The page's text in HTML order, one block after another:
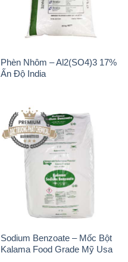
Phèn Nhôm – Al2(SO4)3 17%
Ấn Độ India
Sodium Benzoate – Mốc Bột
Kalama Food Grade Mỹ Usa